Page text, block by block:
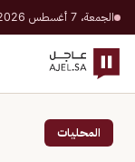
الجمعة، 7 أغسطس 2026 · 24 صفر 1448 هـ
المحليات